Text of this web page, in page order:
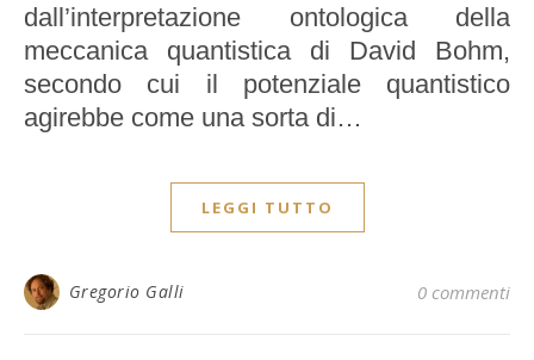
dall’interpretazione ontologica della
meccanica quantistica di David Bohm,
secondo cui il potenziale quantistico
agirebbe come una sorta di…
LEGGI TUTTO
Gregorio Galli 0 commenti